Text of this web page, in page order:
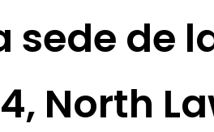
sede de
North